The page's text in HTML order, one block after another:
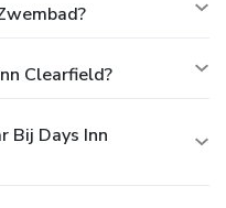
Clearfield?
Bij Days Inn